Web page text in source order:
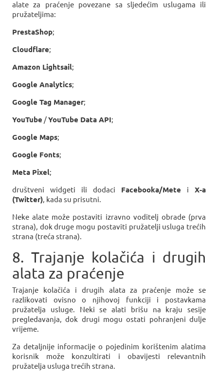
alate za praćenje povezane sa sljedećim uslugama ili
pružateljima:
PrestaShop;
Cloudflare;
Amazon Lightsail;
Google Analytics;
Google Tag Manager;
YouTube /YouTube Data API;
Google Maps;
Google Fonts;
Meta Pixel;
društveni widgeti ili dodaci Facebooka/Mete i X-a
(Twitter), kada su prisutni.
Neke alate može postaviti izravno voditelj obrade (prva
strana), dok druge mogu postaviti pružatelji usluga trećih
strana (treća strana).
8. Trajanje kolačića i drugih
alata za praćenje
Trajanje kolačića i drugih alata za praćenje može se
razlikovati ovisno o njihovoj funkciji i postavkama
pružatelja usluge. Neki se alati brišu na kraju sesije
pregledavanja, dok drugi mogu ostati pohranjeni dulje
vrijeme.
Za detaljnije informacije o pojedinim korištenim alatima
korisnik može konzultirati i obavijesti relevantnih
pružatelja usluga trećih strana.